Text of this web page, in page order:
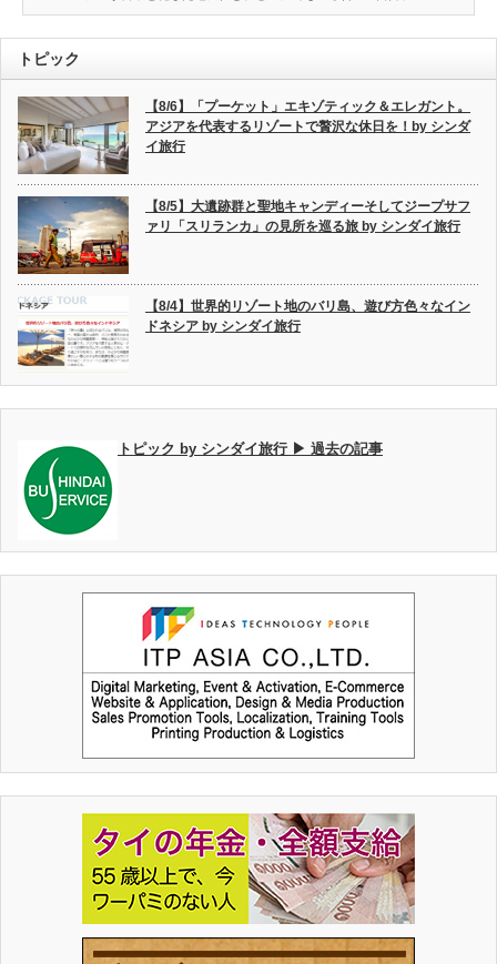
トピック
【8/6】「プーケット」エキゾティック＆エレガント。
アジアを代表するリゾートで贅沢な休日を！by シンダ
イ旅行
【8/5】大遺跡群と聖地キャンディーそしてジープサフ
ァリ「スリランカ」の見所を巡る旅 by シンダイ旅行
【8/4】世界的リゾート地のバリ島、遊び方色々なイン
ドネシア by シンダイ旅行
トピック by シンダイ旅行 ▶ 過去の記事